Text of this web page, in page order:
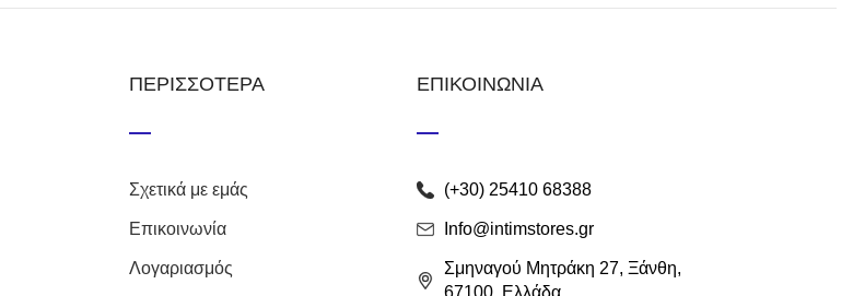
ΠΕΡΙΣΣΟΤΕΡΑ
Σχετικά με εμάς
Επικοινωνία
Λογαριασμός
ΕΠΙΚΟΙΝΩΝΙΑ
(+30) 25410 68388
Info@intimstores.gr
Σμηναγού Μητράκη 27, Ξάνθη,